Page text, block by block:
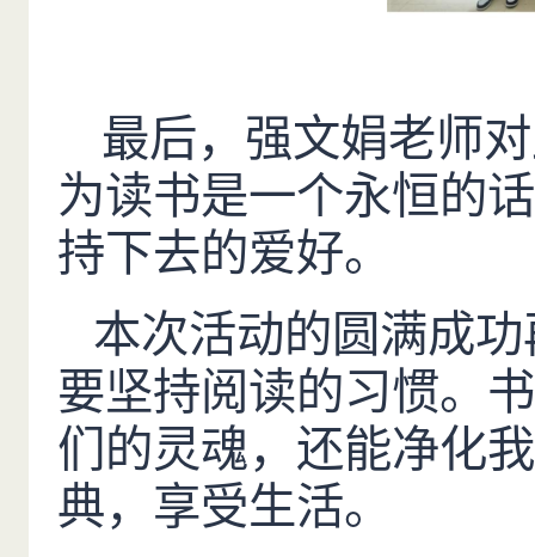
最后，强文娟老师
为读书是一个永恒的
持下去的爱好。
本次活动的圆满成
要坚持阅读的习惯。
们的灵魂，还能净化
典，享受生活。